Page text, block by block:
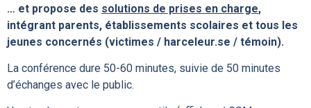
… et propose des solutions de prises en charge,
intégrant parents, établissements scolaires et tous les
jeunes concernés (victimes / harceleur.se / témoin).
La conférence dure 50-60 minutes, suivie de 50 minutes
d’échanges avec le public.